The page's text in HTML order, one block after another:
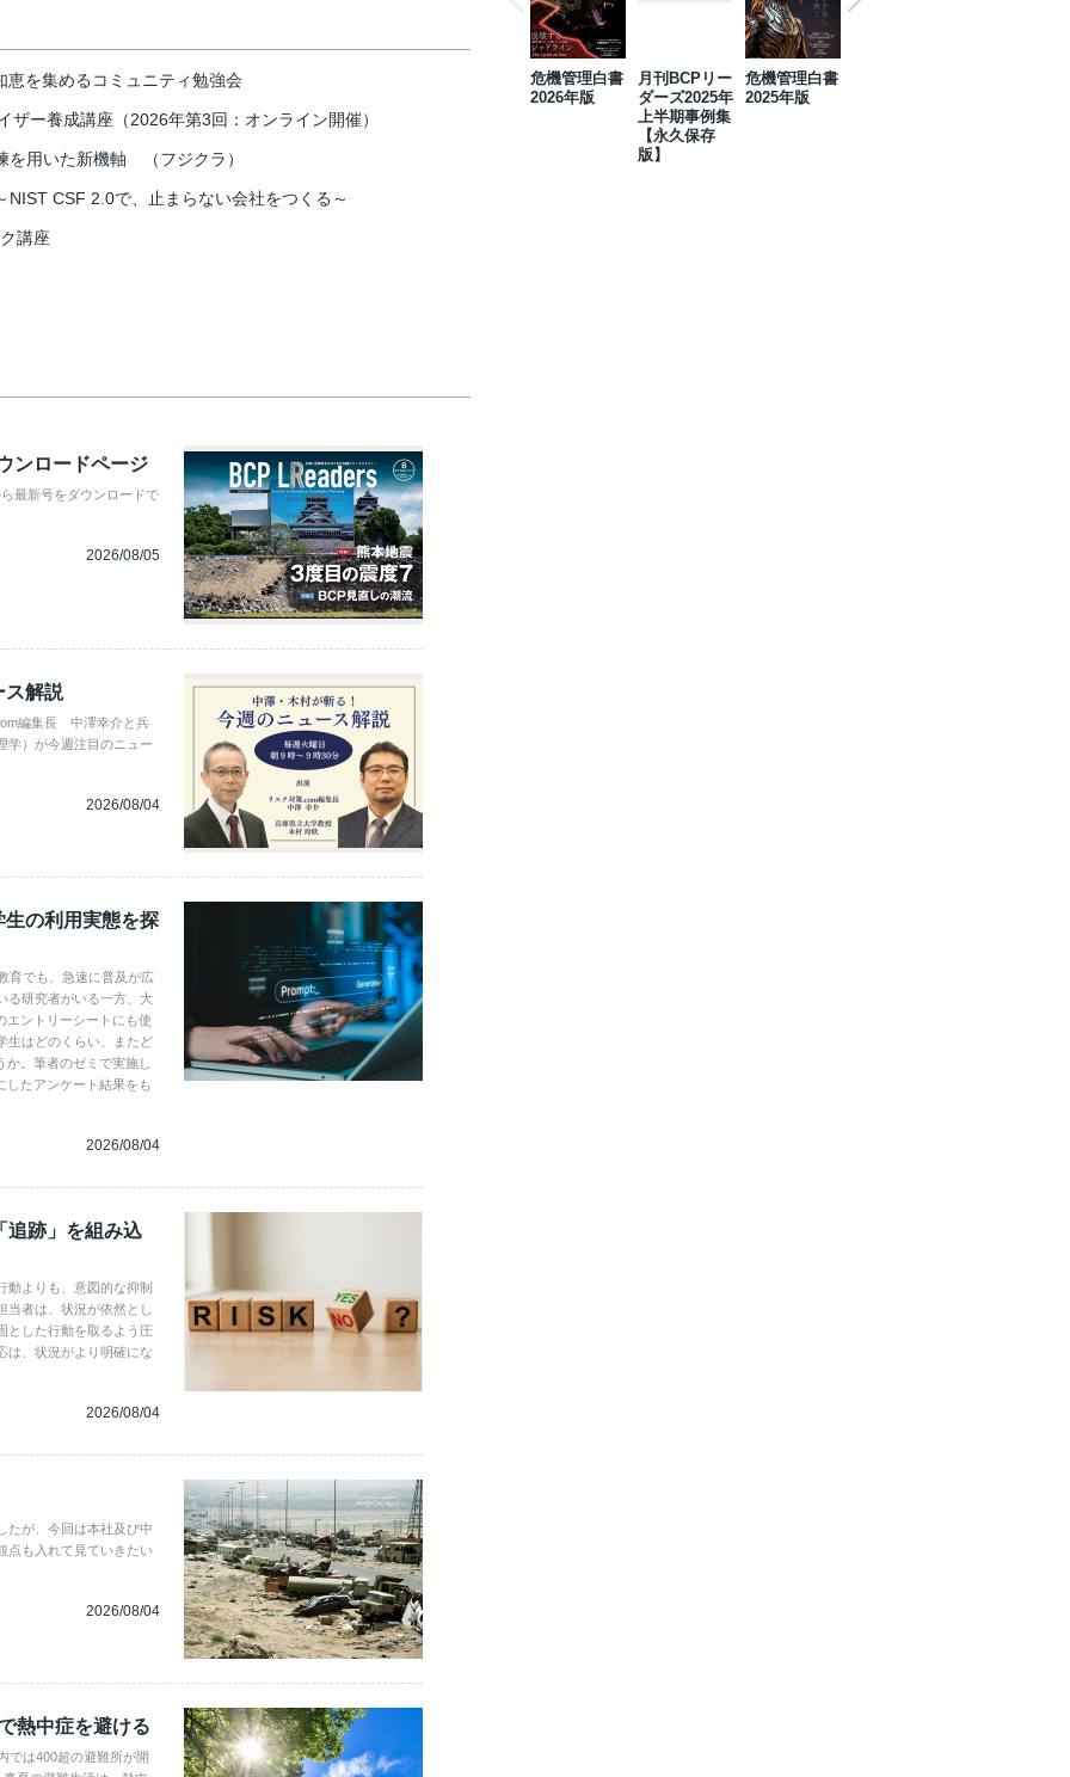
恵を集めるコミュニティ勉強会
ザー養成講座（2026年第3回：オンライン開催）
を用いた新機軸 （フジクラ）
CSF 2.0で、止まらない会社をつくる～
講座
ンロードページ
最新号をダウンロードで
2026/08/05
ス解説
編集長 中澤幸介と兵
）が今週注目のニュー
2026/08/04
の利用実態を探
育でも、急速に普及が広
る研究者がいる一方、大
エントリーシートにも使
生はどのくらい、またど
か。筆者のゼミで実施し
したアンケート結果をも
2026/08/04
跡」を組み込
動よりも、意図的な抑制
当者は、状況が依然とし
とした行動を取るよう圧
は、状況がより明確にな
2026/08/04
たが、今回は本社及び中
点も入れて見ていきたい
2026/08/04
熱中症を避ける
では400超の避難所が開
危機管理白書
2026年版
月刊BCPリー
ダーズ2025年
上半期事例集
【永久保存
版】
危機管理白書
2025年版